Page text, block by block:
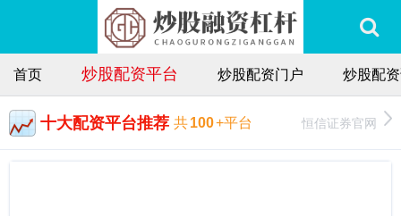
首页 炒股配资平台 炒股配资门户 炒股配
十大配资平台推荐 共100+平台 恒信证券官网